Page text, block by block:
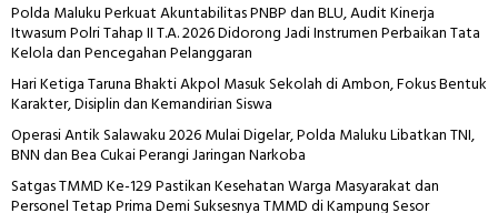
Polda Maluku Perkuat Akuntabilitas PNBP dan BLU, Audit Kinerja
Itwasum Polri Tahap II T.A. 2026 Didorong Jadi Instrumen Perbaikan Tata
Kelola dan Pencegahan Pelanggaran
Hari Ketiga Taruna Bhakti Akpol Masuk Sekolah di Ambon, Fokus Bentuk
Karakter, Disiplin dan Kemandirian Siswa
Operasi Antik Salawaku 2026 Mulai Digelar, Polda Maluku Libatkan TNI,
BNN dan Bea Cukai Perangi Jaringan Narkoba
Satgas TMMD Ke-129 Pastikan Kesehatan Warga Masyarakat dan
Personel Tetap Prima Demi Suksesnya TMMD di Kampung Sesor